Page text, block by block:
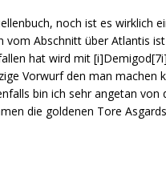
noch ist es wirklich
vom Abschnitt über Atlantis
hat wird mit
Vorwurf den man machen
bin ich sehr angetan
die goldenen Tore